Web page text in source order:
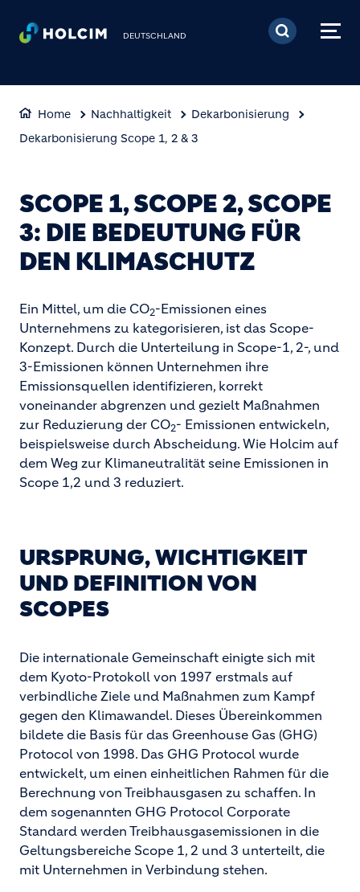
Direkt zum Inhalt
DEUTSCHLAND
Home Nachhaltigkeit
Dekarbonisierung
Dekarbonisierung Scope 1, 2 & 3
SCOPE 1, SCOPE 2, SCOPE
3: DIE BEDEUTUNG FÜR
DEN KLIMASCHUTZ
Ein Mittel, um die CO2-Emissionen eines
Unternehmens zu kategorisieren, ist das Scope-
Konzept. Durch die Unterteilung in Scope-1, 2-, und
3-Emissionen können Unternehmen ihre
Emissionsquellen identifizieren, korrekt
voneinander abgrenzen und gezielt Maßnahmen
zur Reduzierung der CO2- Emissionen entwickeln,
beispielsweise durch Abscheidung. Wie Holcim auf
dem Weg zur Klimaneutralität seine Emissionen in
Scope 1,2 und 3 reduziert.
URSPRUNG, WICHTIGKEIT
UND DEFINITION VON
SCOPES
Die internationale Gemeinschaft einigte sich mit
dem Kyoto-Protokoll von 1997 erstmals auf
verbindliche Ziele und Maßnahmen zum Kampf
gegen den Klimawandel. Dieses Übereinkommen
bildete die Basis für das Greenhouse Gas (GHG)
Protocol von 1998. Das GHG Protocol wurde
entwickelt, um einen einheitlichen Rahmen für die
Berechnung von Treibhausgasen zu schaffen. In
dem sogenannten GHG Protocol Corporate
Standard werden Treibhausgasemissionen in die
Geltungsbereiche Scope 1, 2 und 3 unterteilt, die
mit Unternehmen in Verbindung stehen.